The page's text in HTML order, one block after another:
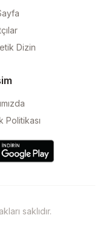
Dizin
Politikası
saklıdır.